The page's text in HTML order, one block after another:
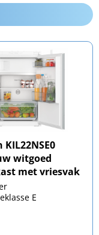
KIL22NSE0
witgoed
met vriesvak
E